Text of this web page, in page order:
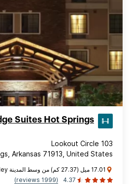
Suites Hot Springs
103 Lookout Circle
Arkansas 71913, United States
17.01 ميل (27.37 كم) من وسط المدينة Caddo Valley
4.37
(1999 reviews)